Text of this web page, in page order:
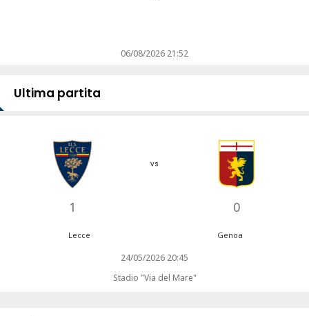
06/08/2026 21:52
Ultima partita
1
vs
0
Lecce Genoa
24/05/2026 20:45
Stadio "Via del Mare"